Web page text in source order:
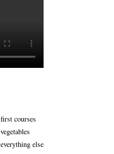
first courses
vegetables
everything else